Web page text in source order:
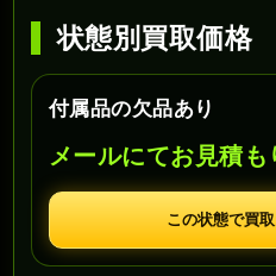
状態別買取価格
付属品の欠品あり
メールにてお見積も
この状態で買